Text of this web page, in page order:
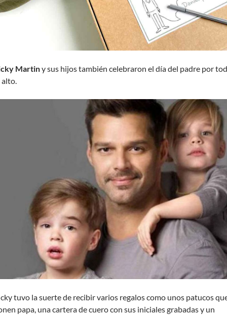
Martiny sus hijos también celebraron el día del padre por
alto.
tuvo la suerte de recibir varios regalos como unos patucos
papa, una cartera de cuero con sus iniciales grabadas y un